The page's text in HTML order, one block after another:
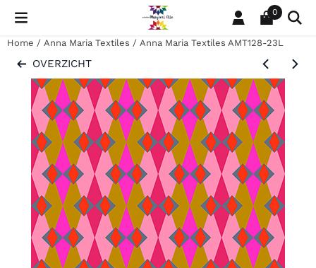
Cookievoorkeuren zijn momenteel gesloten. 0
Home / Anna Maria Textiles / Anna Maria Textiles AMT128-23L
OVERZICHT